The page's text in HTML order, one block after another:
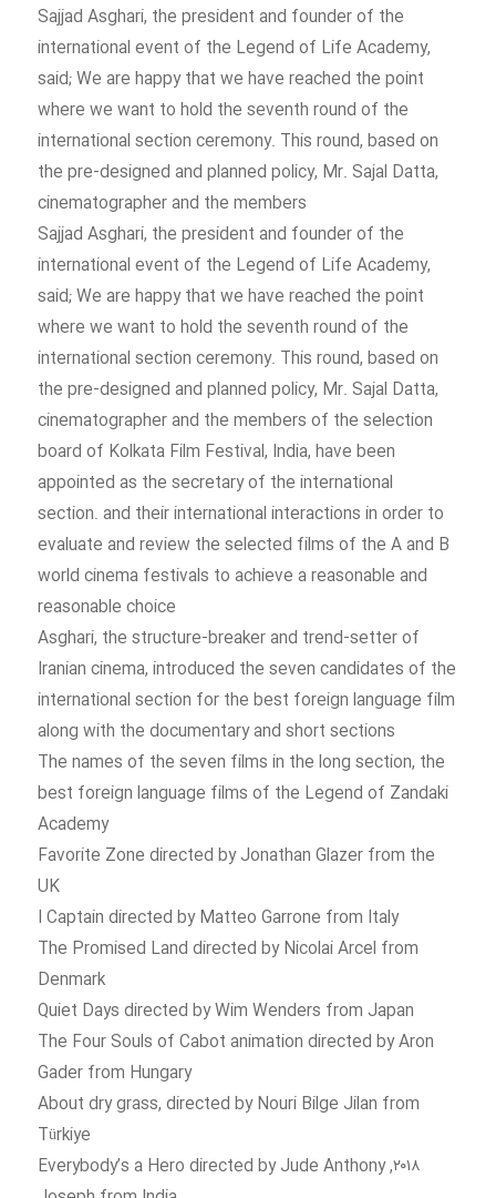
Sajjad Asghari, the president and founder of the
international event of the Legend of Life Academy,
said; We are happy that we have reached the point
where we want to hold the seventh round of the
international section ceremony. This round, based on
the pre-designed and planned policy, Mr. Sajal Datta,
cinematographer and the members
Sajjad Asghari, the president and founder of the
international event of the Legend of Life Academy,
said; We are happy that we have reached the point
where we want to hold the seventh round of the
international section ceremony. This round, based on
the pre-designed and planned policy, Mr. Sajal Datta,
cinematographer and the members of the selection
board of Kolkata Film Festival, India, have been
appointed as the secretary of the international
section. and their international interactions in order to
evaluate and review the selected films of the A and B
world cinema festivals to achieve a reasonable and
reasonable choice
Asghari, the structure-breaker and trend-setter of
Iranian cinema, introduced the seven candidates of the
international section for the best foreign language film
along with the documentary and short sections
The names of the seven films in the long section, the
best foreign language films of the Legend of Zandaki
Academy
Favorite Zone directed by Jonathan Glazer from the
UK
I Captain directed by Matteo Garrone from Italy
The Promised Land directed by Nicolai Arcel from
Denmark
Quiet Days directed by Wim Wenders from Japan
The Four Souls of Cabot animation directed by Aron
Gader from Hungary
About dry grass, directed by Nouri Bilge Jilan from
Türkiye
۲۰۱۸, Everybody’s a Hero directed by Jude Anthony